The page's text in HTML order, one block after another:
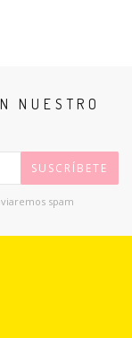
NUESTRO
SUSCRÍBETE
spam